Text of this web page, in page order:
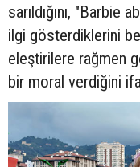
sarıldığını,
ilgi gösterdiklerini
eleştirilere rağmen
bir moral verdiğini